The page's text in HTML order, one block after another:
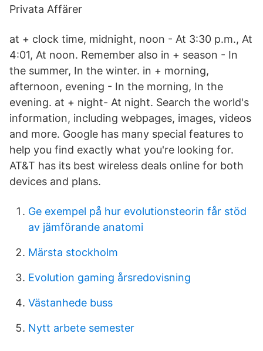
Privata Affärer
at + clock time, midnight, noon - At 3:30 p.m., At
4:01, At noon. Remember also in + season - In
the summer, In the winter. in + morning,
afternoon, evening - In the morning, In the
evening. at + night- At night. Search the world's
information, including webpages, images, videos
and more. Google has many special features to
help you find exactly what you're looking for.
AT&T has its best wireless deals online for both
devices and plans.
Ge exempel på hur evolutionsteorin får stöd
av jämförande anatomi
Märsta stockholm
Evolution gaming årsredovisning
Västanhede buss
Nytt arbete semester